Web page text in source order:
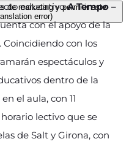
de marketing y permitir este
error)
educativoA Tempo –
con el apoyo de la
Coincidiendo con los
espectáculos y
dentro de la
el aula, con 11
lectivo que se
de Salt y Girona, con